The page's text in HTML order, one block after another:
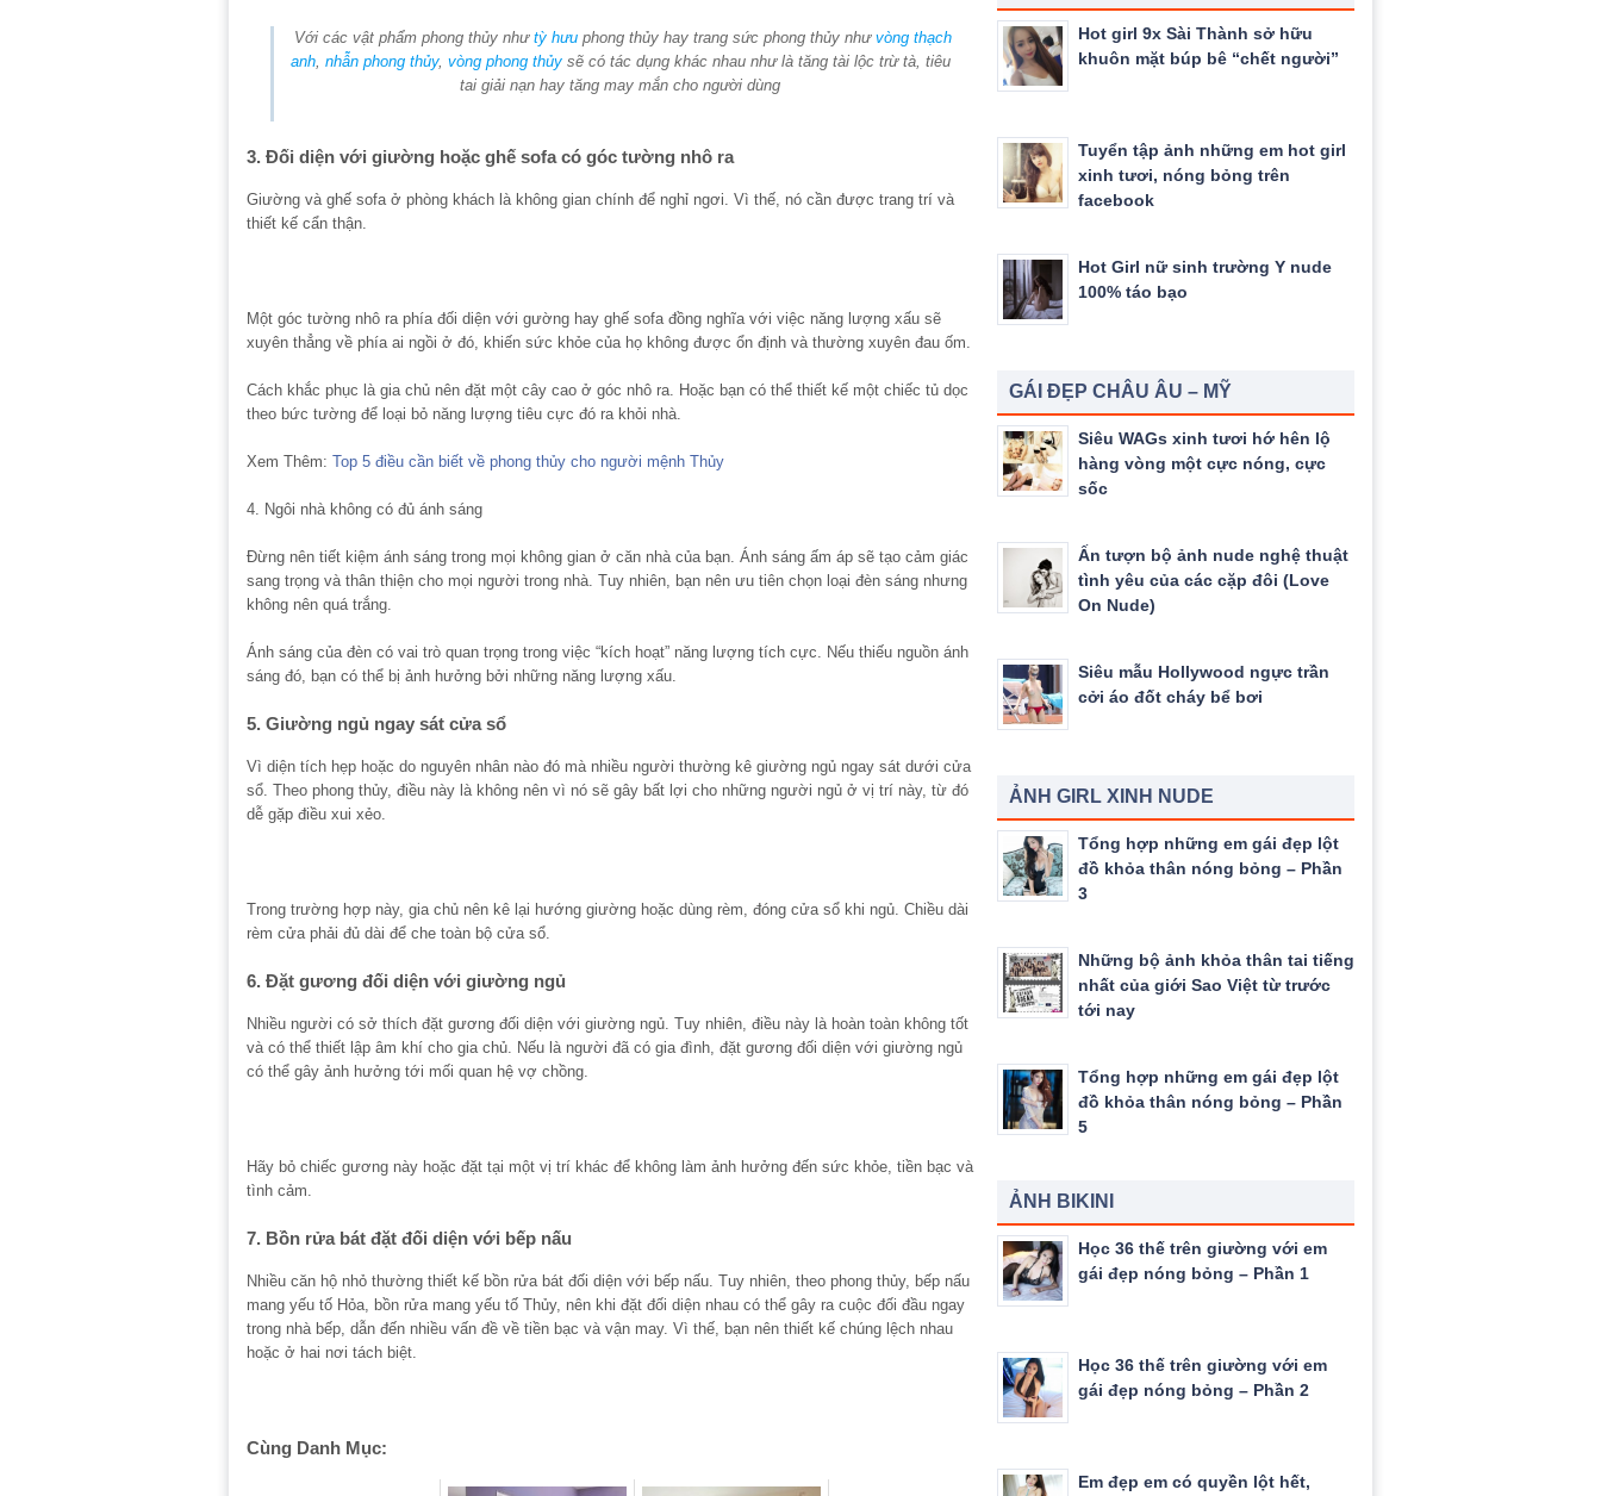
Với các vật phẩm phong thủy như tỳ hưuphong thủy hay trang sức phong thủy như vòng thạch
anh, nhẫn phong thủy, vòng phong thủysẽ có tác dụng khác nhau như là tăng tài lộc trừ tà, tiêu
tai giải nạn hay tăng may mắn cho người dùng
3. Đối diện với giường hoặc ghế sofa có góc tường nhô ra
Giường và ghế sofa ở phòng khách là không gian chính để nghỉ ngơi. Vì thế, nó cần được trang trí và
thiết kế cẩn thận.
Một góc tường nhô ra phía đối diện với gường hay ghế sofa đồng nghĩa với việc năng lượng xấu sẽ
xuyên thẳng về phía ai ngồi ở đó, khiến sức khỏe của họ không được ổn định và thường xuyên đau ốm.
Cách khắc phục là gia chủ nên đặt một cây cao ở góc nhô ra. Hoặc bạn có thể thiết kế một chiếc tủ dọc
theo bức tường để loại bỏ năng lượng tiêu cực đó ra khỏi nhà.
Xem Thêm: Top 5 điều cần biết về phong thủy cho người mệnh Thủy
4. Ngôi nhà không có đủ ánh sáng
Đừng nên tiết kiệm ánh sáng trong mọi không gian ở căn nhà của bạn. Ánh sáng ấm áp sẽ tạo cảm giác
sang trọng và thân thiện cho mọi người trong nhà. Tuy nhiên, bạn nên ưu tiên chọn loại đèn sáng nhưng
không nên quá trắng.
Ánh sáng của đèn có vai trò quan trọng trong việc “kích hoạt” năng lượng tích cực. Nếu thiếu nguồn ánh
sáng đó, bạn có thể bị ảnh hưởng bởi những năng lượng xấu.
5. Giường ngủ ngay sát cửa sổ
Vì diện tích hẹp hoặc do nguyên nhân nào đó mà nhiều người thường kê giường ngủ ngay sát dưới cửa
sổ. Theo phong thủy, điều này là không nên vì nó sẽ gây bất lợi cho những người ngủ ở vị trí này, từ đó
dễ gặp điều xui xẻo.
Trong trường hợp này, gia chủ nên kê lại hướng giường hoặc dùng rèm, đóng cửa sổ khi ngủ. Chiều dài
rèm cửa phải đủ dài để che toàn bộ cửa sổ.
6. Đặt gương đối diện với giường ngủ
Nhiều người có sở thích đặt gương đối diện với giường ngủ. Tuy nhiên, điều này là hoàn toàn không tốt
và có thể thiết lập âm khí cho gia chủ. Nếu là người đã có gia đình, đặt gương đối diện với giường ngủ
có thể gây ảnh hưởng tới mối quan hệ vợ chồng.
Hãy bỏ chiếc gương này hoặc đặt tại một vị trí khác để không làm ảnh hưởng đến sức khỏe, tiền bạc và
tình cảm.
7. Bồn rửa bát đặt đối diện với bếp nấu
Nhiều căn hộ nhỏ thường thiết kế bồn rửa bát đối diện với bếp nấu. Tuy nhiên, theo phong thủy, bếp nấu
mang yếu tố Hỏa, bồn rửa mang yếu tố Thủy, nên khi đặt đối diện nhau có thể gây ra cuộc đối đầu ngay
trong nhà bếp, dẫn đến nhiều vấn đề về tiền bạc và vận may. Vì thế, bạn nên thiết kế chúng lệch nhau
hoặc ở hai nơi tách biệt.
Cùng Danh Mục:
Hot girl 9x Sài Thành sở hữu
khuôn mặt búp bê “chết người”
Tuyển tập ảnh những em hot girl
xinh tươi, nóng bỏng trên
facebook
Hot Girl nữ sinh trường Y nude
100% táo bạo
GÁI ĐẸP CHÂU ÂU – MỸ
Siêu WAGs xinh tươi hớ hên lộ
hàng vòng một cực nóng, cực
sốc
Ấn tượn bộ ảnh nude nghệ thuật
tình yêu của các cặp đôi (Love
On Nude)
Siêu mẫu Hollywood ngực trần
cởi áo đốt cháy bể bơi
ẢNH GIRL XINH NUDE
Tổng hợp những em gái đẹp lột
đồ khỏa thân nóng bỏng – Phần
3
Những bộ ảnh khỏa thân tai tiếng
nhất của giới Sao Việt từ trước
tới nay
Tổng hợp những em gái đẹp lột
đồ khỏa thân nóng bỏng – Phần
5
ẢNH BIKINI
Học 36 thế trên giường với em
gái đẹp nóng bỏng – Phần 1
Học 36 thế trên giường với em
gái đẹp nóng bỏng – Phần 2
Em đẹp em có quyền lột hết,